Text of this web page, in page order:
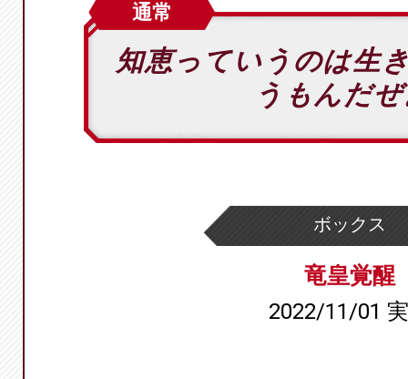
通常
知恵っていうのは生
うもんだ
ボックス
竜皇覚醒
2022/11/01